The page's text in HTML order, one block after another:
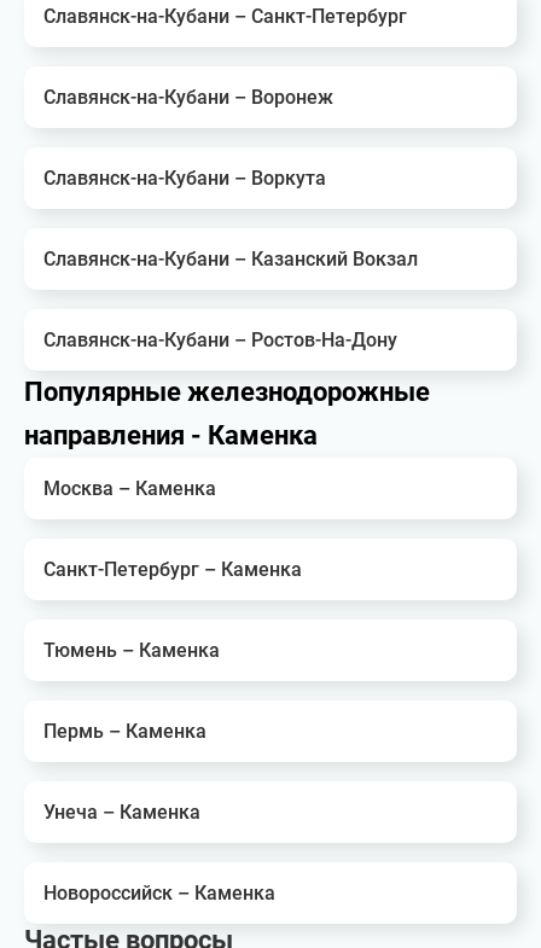
Славянск-на-Кубани – Санкт-Петербург
Славянск-на-Кубани – Воронеж
Славянск-на-Кубани – Воркута
Славянск-на-Кубани – Казанский Вокзал
Славянск-на-Кубани – Ростов-На-Дону
Популярные железнодорожные
направления - Каменка
Москва – Каменка
Санкт-Петербург – Каменка
Тюмень – Каменка
Пермь – Каменка
Унеча – Каменка
Новороссийск – Каменка
Частые вопросы